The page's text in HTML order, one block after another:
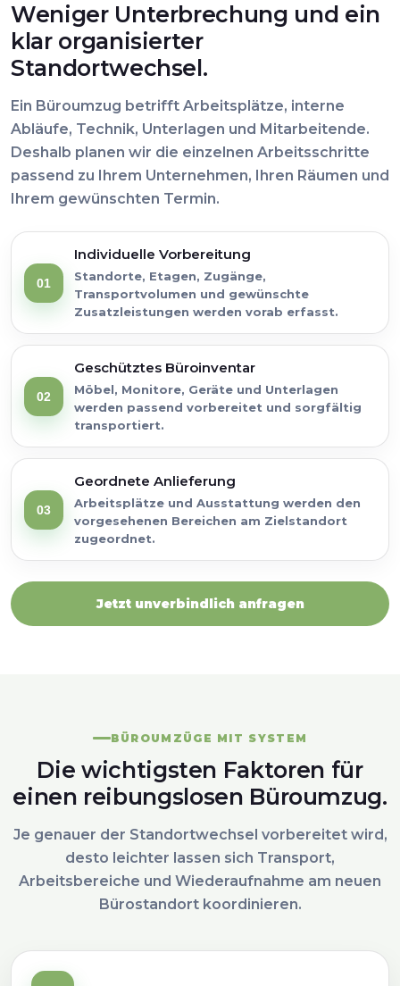
Weniger Unterbrechung und ein
klar organisierter
Standortwechsel.
Ein Büroumzug betrifft Arbeitsplätze, interne
Abläufe, Technik, Unterlagen und Mitarbeitende.
Deshalb planen wir die einzelnen Arbeitsschritte
passend zu Ihrem Unternehmen, Ihren Räumen und
Ihrem gewünschten Termin.
01
Individuelle Vorbereitung
Standorte, Etagen, Zugänge,
Transportvolumen und gewünschte
Zusatzleistungen werden vorab erfasst.
02
Geschütztes Büroinventar
Möbel, Monitore, Geräte und Unterlagen
werden passend vorbereitet und sorgfältig
transportiert.
03
Geordnete Anlieferung
Arbeitsplätze und Ausstattung werden den
vorgesehenen Bereichen am Zielstandort
zugeordnet.
Jetzt unverbindlich anfragen
BÜROUMZÜGE MIT SYSTEM
Die wichtigsten Faktoren für
einen reibungslosen Büroumzug.
Je genauer der Standortwechsel vorbereitet wird,
desto leichter lassen sich Transport,
Arbeitsbereiche und Wiederaufnahme am neuen
Bürostandort koordinieren.